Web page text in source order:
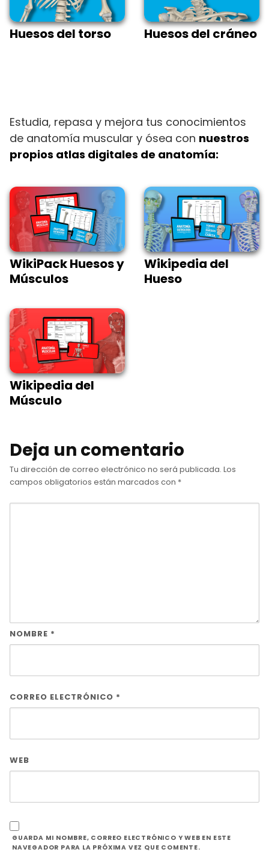
Huesos del torso Huesos del cráneo
Estudia, repasa y mejora tus conocimientos
de anatomía muscular y ósea con nuestros
propios atlas digitales de anatomía:
WikiPack Huesos y
Músculos
Wikipedia del
Hueso
Wikipedia del
Músculo
Deja un comentario
Tu dirección de correo electrónico no será publicada. Los
campos obligatorios están marcados con *
NOMBRE *
CORREO ELECTRÓNICO *
WEB
GUARDA MI NOMBRE, CORREO ELECTRÓNICO Y WEB EN ESTE
NAVEGADOR PARA LA PRÓXIMA VEZ QUE COMENTE.